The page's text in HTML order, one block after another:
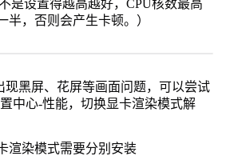
是设置得越高越好，CPU核数最高
半，否则会产生卡顿。）
现黑屏、花屏等画面问题，可以尝试
中心-性能，切换显卡渲染模式解
渲染模式需要分别安装